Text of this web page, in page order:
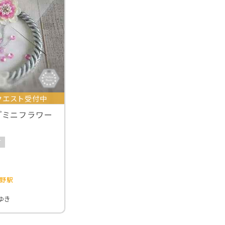
スト受付中
ニフラワー
駅
き